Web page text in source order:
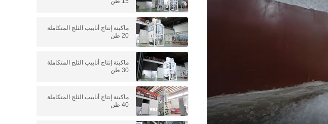
ماكينة إنتاج أنابيب الثلج المتكاملة
20 طن
ماكينة إنتاج أنابيب الثلج المتكاملة
30 طن
ماكينة إنتاج أنابيب الثلج المتكاملة
40 طن